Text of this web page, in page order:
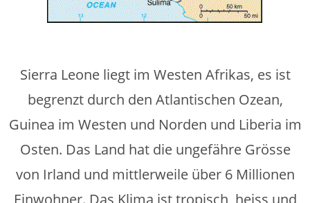
Sierra Leone liegt im Westen Afrikas, es ist
begrenzt durch den Atlantischen Ozean,
Guinea im Westen und Norden und Liberia im
Osten. Das Land hat die ungefähre Grösse
von Irland und mittlerweile über 6 Millionen